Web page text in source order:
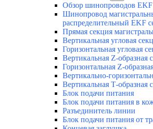
Обзор шинопроводов EKF
Шинопровод
распределительный EKF
Прямая секция
Вертикальная угловая
Горизонтальная угловая
Вертикальная Z-образная
Горизонтальная Z-
Вертикально-
Вертикальная Т-образная
Блок подачи питания
Блок подачи питания в
Разъединитель линии
Блок подачи питания от